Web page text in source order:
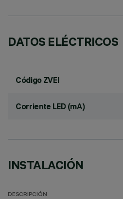
DATOS ELÉCTRICOS
Código ZVEI
Corriente LED (mA)
INSTALACIÓN
DESCRIPCIÓN